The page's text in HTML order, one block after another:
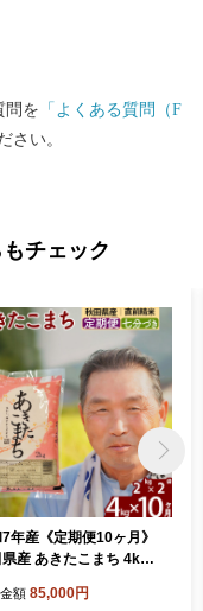
問を 「よくある質問（F
さい。
チェック
年産《定期便10ヶ月》
産 あきたこまち 4kg
産 お届け時期選べる
額 85,000円